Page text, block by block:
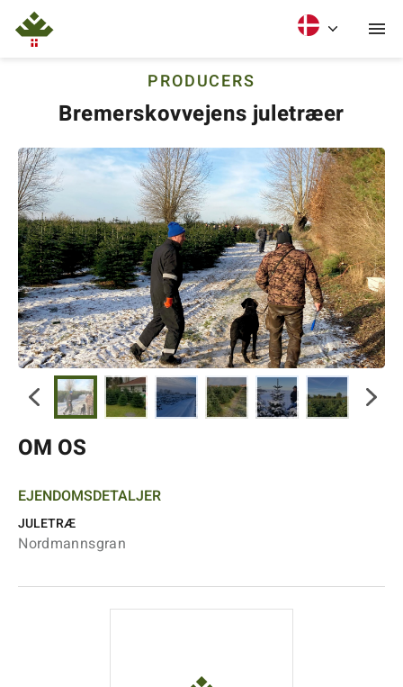
PRODUCERS
Bremerskovvejens juletræer
OM OS
EJENDOMSDETALJER
JULETRÆ
Nordmannsgran